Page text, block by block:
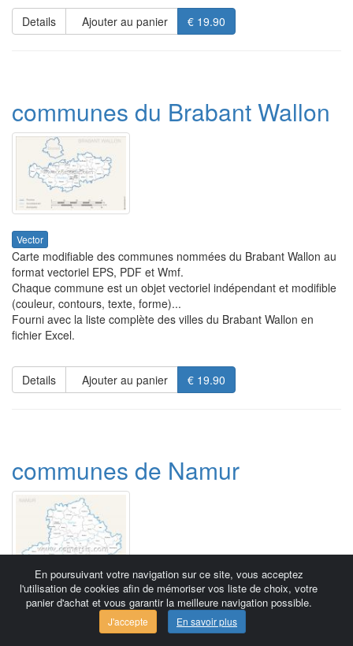
Details Ajouter au panier € 19.90
communes du Brabant Wallon
Vector
Carte modifiable des communes nommées du Brabant Wallon au
format vectoriel EPS, PDF et Wmf.
Chaque commune est un objet vectoriel indépendant et modifible
(couleur, contours, texte, forme)...
Fourni avec la liste complète des villes du Brabant Wallon en
fichier Excel.
Details Ajouter au panier € 19.90
communes de Namur
En poursuivant votre navigation sur ce site, vous acceptez
l'utilisation de cookies afin de mémoriser vos liste de choix, votre
panier d'achat et vous garantir la meilleure navigation possible.
J'accepte En savoir plus